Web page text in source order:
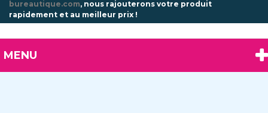
bureautique.com, nous rajouterons votre produit
rapidement et au meilleur prix !
MENU